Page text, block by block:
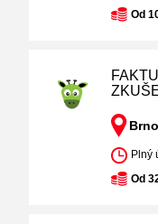
Od
Plný
Od